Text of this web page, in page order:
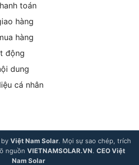
toán
hàng
hàng
động
dung
cá nhân
Việt Nam Solar. Mọi sự sao chép, trích
nguồn VIETNAMSOLAR.VN. CEO Việt
Nam Solar